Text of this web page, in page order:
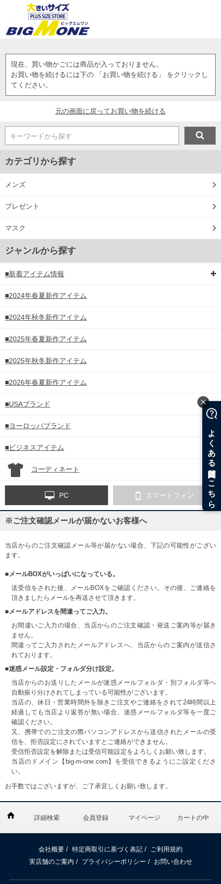
現在、買い物かごには商品が入っておりません。
お買い物を続けるには下の 「お買い物を続ける」 をクリックし
てください。
元の画面に戻ってお買い物を続ける
キーワードから探す
カテゴリから探す
メンズ
プレゼント
マスク
ジャンルから探す
■新着アイテム情報
■2024年春夏新作アイテム
■2024年秋冬新作アイテム
■2025年春夏新作アイテム
■2025年秋冬新作アイテム
■2026年春夏新作アイテム
■USAブランド
■ヨーロッパブランド
■ビジネスアイテム
コーディネート
PC スマートフォン
※ご注文確認メールが届かないお客様へ
当店からのご注文確認メール等が届かない場合、下記の可能性がござい
ます。
■メールBOXがいっぱいになっている。
送受信をされた後、メールBOXをご確認ください。その後、ご連絡を
頂きましたらメールを再送させて頂きます。
■メールアドレスを間違ってご入力。
お間違いご入力の場合、当店からのご注文確認・発送ご案内等が届き
ません。
間違ってご入力されたメールアドレスへ、当店からのご案内が送信さ
れております。
■迷惑メール設定・フォルダ分け設定。
当店からのお送りしたメールが迷惑メールフォルダ・別フォルダ等へ
自動振り分けされてしまっている可能性がございます。
当店の、休日・営業時間外を除きご注文やご連絡をされて24時間以上
経過しても当店より返答が無い場合、迷惑メールフォルダ等を一度ご
確認ください。
又、携帯でのご注文の際パソコンアドレスから送信されたメールの受
信を、拒否設定にされていますとご連絡ができません。
受信拒否設定を解除または受信可能設定をよろしくお願い致します。
当店のドメイン【big-m-one.com】を受信できるようにご設定くださ
い。
お手数ではございますが、ご了承宜しくお願い致します。
詳細検索 会員登録 マイページ カートの中
会社概要 / 特定商取引に基づく表記 /
ご利用規約
実店舗のご案内 / プライバシーポリシー / お問い合わせ